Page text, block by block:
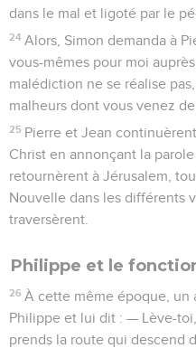
dans le mal et ligoté par le
24 Alors, Simon demanda à
vous-mêmes pour moi
malédiction ne se réalise
malheurs dont vous venez de
25 Pierre et Jean
Christ en annonçant la
retournèrent à Jérusalem,
Nouvelle dans les différents
traversèrent.
Philippe et le
26 À cette même époque, un
Philippe et lui dit : — Lève-
prends la route qui descend